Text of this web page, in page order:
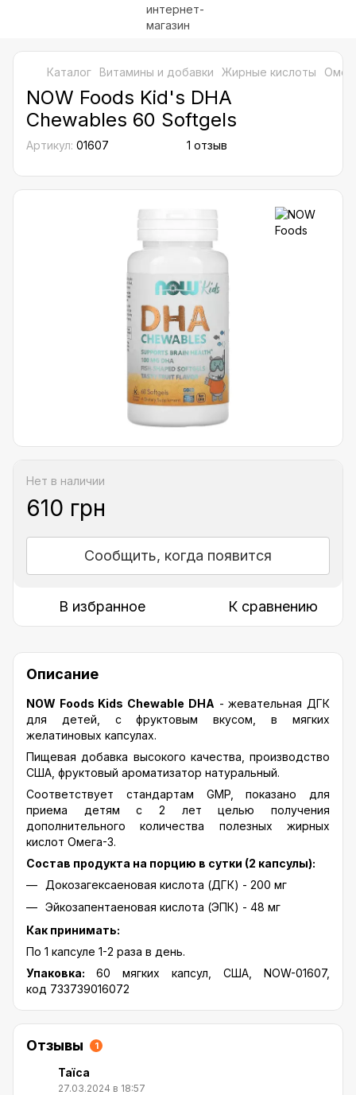
Каталог Витамины и добавки Жирные кислоты
NOW Foods Kid's DHA
Chewables 60 Softgels
Артикул: 01607 1 отзыв
Нет в наличии
610 грн
Сообщить, когда появится
В избранное К сравнению
Описание
NOW Foods Kids Chewable DHA - жевательная ДГК
для детей, с фруктовым вкусом, в мягких
желатиновых капсулах.
Пищевая добавка высокого качества, производство
США, фруктовый ароматизатор натуральный.
Соответствует стандартам GMP, показано для
приема детям с 2 лет целью получения
дополнительного количества полезных жирных
кислот Омега-3.
Состав продукта на порцию в сутки (2 капсулы):
Докозагексаеновая кислота (ДГК) - 200 мг
Эйкозапентаеновая кислота (ЭПК) - 48 мг
Как принимать:
По 1 капсуле 1-2 раза в день.
Упаковка: 60 мягких капсул, США, NOW-01607,
код 733739016072
Отзывы 1
Таїса
27.03.2024 в 18:57